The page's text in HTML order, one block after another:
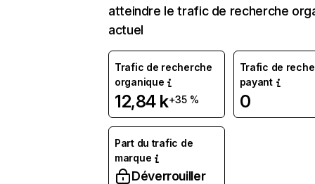
atteindre le trafic de recherche
actuel
Trafic de recherche
organique
12,84 k+35 %
Trafic de
payant
0
Part du trafic de
marque
Déverrouiller